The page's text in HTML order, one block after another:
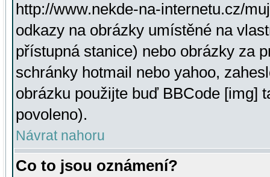
http://www.nekde-na-internetu.cz/
odkazy na obrázky umístěné na
přístupná stanice) nebo obrázky za
schránky hotmail nebo yahoo,
obrázku použijte buď BBCode [img]
povoleno).
Návrat nahoru
Co to jsou oznámení?